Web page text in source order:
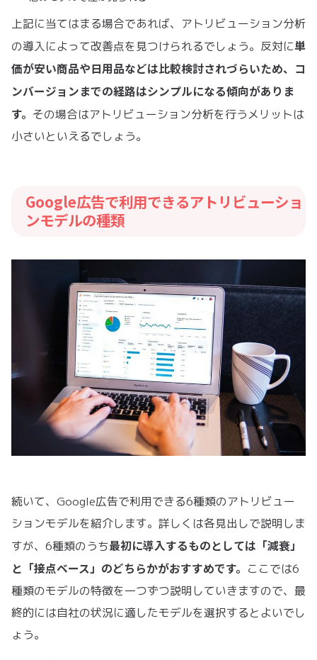
上記に当てはまる場合であれば、アトリビューション分析
の導入によって改善点を見つけられるでしょう。反対に単
価が安い商品や日用品などは比較検討されづらいため、コ
ンバージョンまでの経路はシンプルになる傾向がありま
す。 その場合はアトリビューション分析を行うメリットは
小さいといえるでしょう。
Google広告で利用できるアトリビューショ
ンモデルの種類
続いて、Google広告で利用できる6種類のアトリビュー
ションモデルを紹介します。詳しくは各見出しで説明しま
すが、6種類のうち最初に導入するものとしては「減衰」
と「接点ベース」のどちらかがおすすめです。 ここでは6
種類のモデルの特徴を一つずつ説明していきますので、最
終的には自社の状況に適したモデルを選択するとよいでし
ょう。